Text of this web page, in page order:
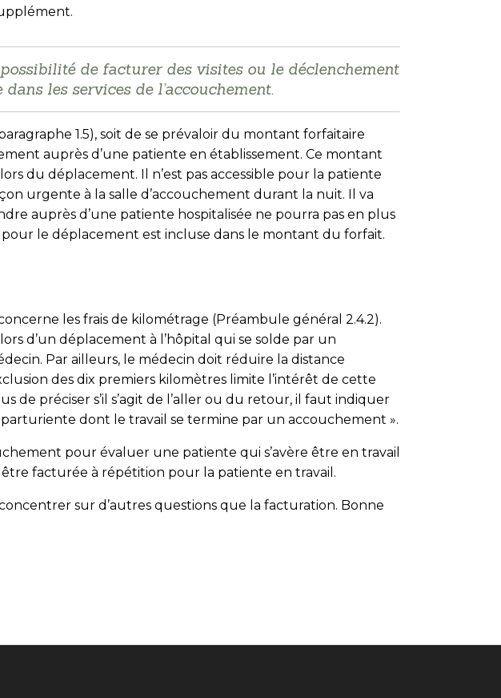
de facturer des visites ou le déclenchement
les services de l’accouchement.
1.5), soit de se prévaloir du mon­tant forfaitaire
auprès d’une patiente en établissement. Ce montant
du déplacement. Il n’est pas accessible pour la patiente
urgente à la salle d’accouchement durant la nuit. Il va
auprès d’une patiente hospitalisée ne pourra pas en plus
le déplacement est incluse dans le montant du forfait.
les frais de kilométrage (Préambule général 2.4.2).
d’un déplacement à l’hôpital qui se solde par un
Par ail­leurs, le médecin doit réduire la distance
des dix premiers kilomètres limite l’intérêt de cette
de préciser s’il s’agit de l’aller ou du retour, il faut indiquer
dont le travail se termine par un accouchement ».
pour évaluer une patiente qui s’avère être en travail
facturée à répétition pour la patiente en travail.
sur d’autres questions que la facturation. Bonne